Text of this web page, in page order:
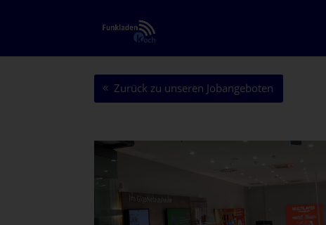
Zurück zu unseren Jobangeboten